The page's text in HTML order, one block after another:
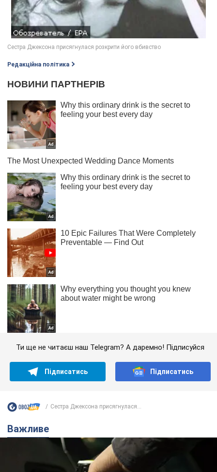
Редакційна політика
Ти ще не читаєш наш Telegram? А даремно! Підписуйся
Підписатись Підписатись
Сестра Джексона присягнулася...
Важливе